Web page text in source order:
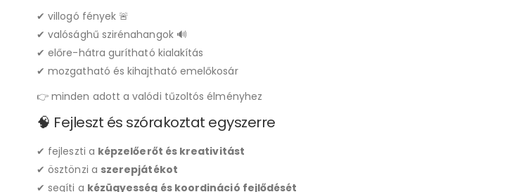
✔ villogó fények 🚨
✔ valósághű szirénahangok 🔊
✔ előre-hátra gurítható kialakítás
✔ mozgatható és kihajtható emelőkosár
👉 minden adott a valódi tűzoltós élményhez
🧠 Fejleszt és szórakoztat egyszerre
✔ fejleszti a képzelőerőt és kreativitást
✔ ösztönzi a szerepjátékot
✔ segíti a kézügyesség és koordináció fejlődését